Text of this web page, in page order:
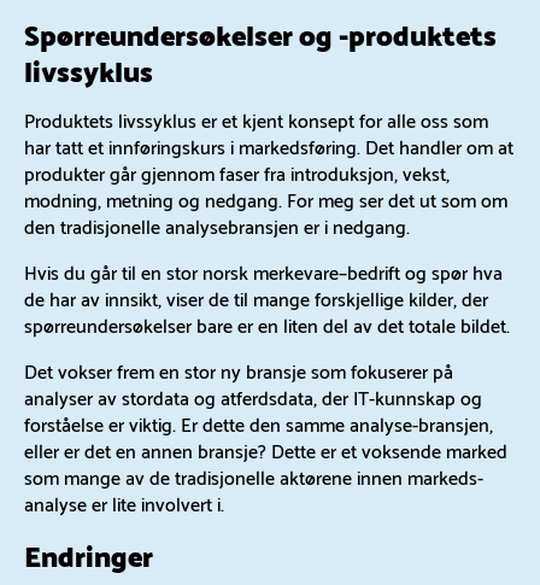
Spørreundersøkelser og -produktets
livssyklus
Produktets livssyklus er et kjent konsept for alle oss som
har tatt et innføringskurs i markedsføring. Det handler om at
produkter går gjennom faser fra introduksjon, vekst,
modning, metning og nedgang. For meg ser det ut som om
den tradisjonelle analysebransjen er i nedgang.
Hvis du går til en stor norsk merkevare–bedrift og spør hva
de har av innsikt, viser de til mange forskjellige kilder, der
spørreundersøkelser bare er en liten del av det totale bildet.
Det vokser frem en stor ny bransje som fokuserer på
analyser av stordata og atferdsdata, der IT-kunnskap og
forståelse er viktig. Er dette den samme analyse-bransjen,
eller er det en annen bransje? Dette er et voksende marked
som mange av de tradisjonelle aktørene innen markeds-
analyse er lite involvert i.
Endringer